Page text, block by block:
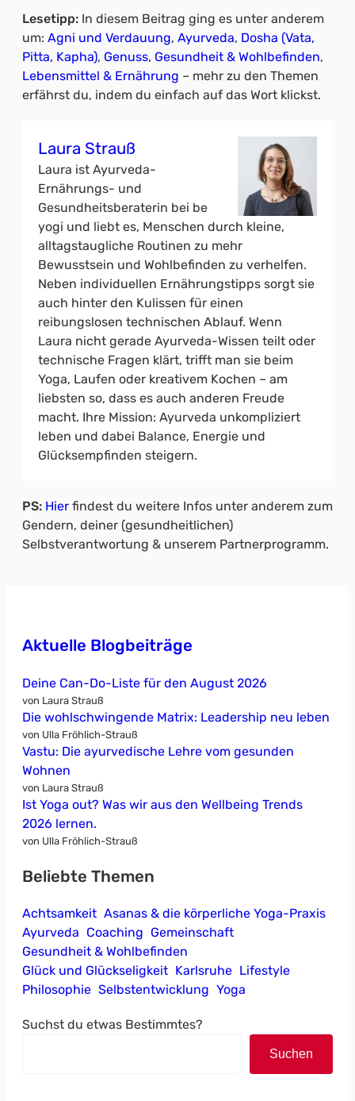
Lesetipp: In diesem Beitrag ging es unter anderem
um: Agni und Verdauung, Ayurveda, Dosha (Vata,
Pitta, Kapha), Genuss, Gesundheit & Wohlbefinden
Lebensmittel & Ernährung – mehr zu den Themen
erfährst du, indem du einfach auf das Wort klickst.
Laura Strauß
Laura ist Ayurveda-
Ernährungs- und
Gesundheitsberaterin bei be
yogi und liebt es, Menschen durch kleine,
alltagstaugliche Routinen zu mehr
Bewusstsein und Wohlbefinden zu verhelfen.
Neben individuellen Ernährungstipps sorgt sie
auch hinter den Kulissen für einen
reibungslosen technischen Ablauf. Wenn
Laura nicht gerade Ayurveda-Wissen teilt oder
technische Fragen klärt, trifft man sie beim
Yoga, Laufen oder kreativem Kochen – am
liebsten so, dass es auch anderen Freude
macht. Ihre Mission: Ayurveda unkompliziert
leben und dabei Balance, Energie und
Glücksempfinden steigern.
PS: Hier findest du weitere Infos unter anderem zum
Gendern, deiner (gesundheitlichen)
Selbstverantwortung & unserem Partnerprogramm.
Aktuelle Blogbeiträge
Deine Can-Do-Liste für den August 2026
von Laura Strauß
Die wohlschwingende Matrix: Leadership neu leben
von Ulla Fröhlich-Strauß
Vastu: Die ayurvedische Lehre vom gesunden
Wohnen
von Laura Strauß
Ist Yoga out? Was wir aus den Wellbeing Trends
2026 lernen.
von Ulla Fröhlich-Strauß
Beliebte Themen
Achtsamkeit Asanas & die körperliche Yoga-Praxis
Ayurveda Coaching Gemeinschaft
Gesundheit & Wohlbefinden
Glück und Glückseligkeit Karlsruhe Lifestyle
Philosophie Selbstentwicklung Yoga
Suchst du etwas Bestimmtes?
Suchen